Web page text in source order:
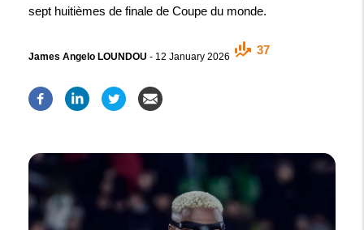
sept huitièmes de finale de Coupe du monde.
James Angelo LOUNDOU - 12 January 2026
37